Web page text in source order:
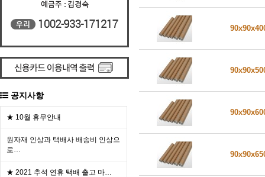
공지사항
★ 10월 휴무안내
원자재 인상과 택배사 배송비 인상으
로…
★ 2021 추석 연휴 택배 출고 마…